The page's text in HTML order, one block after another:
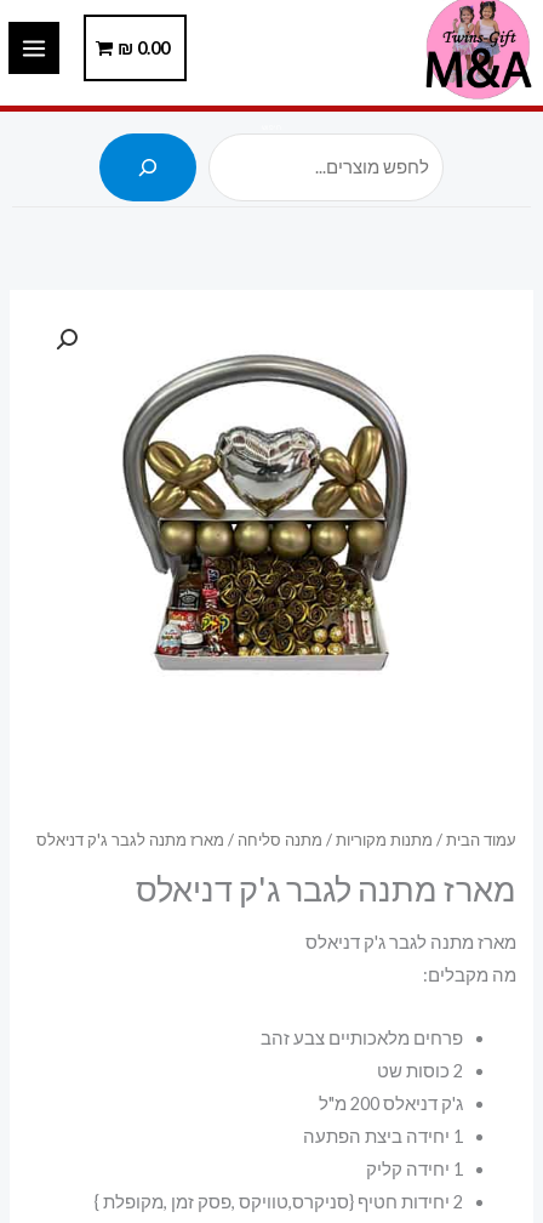
דילוג
לתוכן
0.00
₪
עמוד הבית/ מתנות מקוריות/ מתנה סליחה / מארז מתנה לגבר ג'ק דניאלס
מארז מתנה לגבר ג'ק דניאלס
מארז מתנה לגבר ג'ק דניאלס
מה מקבלים:
פרחים מלאכותיים צבע זהב
2 כוסות שט
ג'ק דניאלס 200 מ"ל
1 יחידה ביצת הפתעה
1 יחידה קליק
2 יחידות חטיף {סניקרס,טוויקס ,פסק זמן ,מקופלת }